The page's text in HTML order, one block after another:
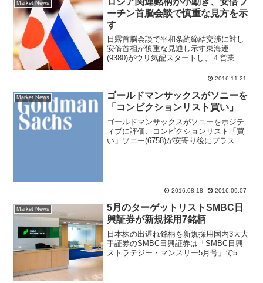
Market News
ーチン首脳会談で慎重な見方を示
す
日露首脳会談で平和条約締結交渉に対し
安倍首相が慎重な見通し示す東海運
(9380)がウリ気配スタートし、４営業日
巡後は前週末終値556円近辺で小動き。前
―を訪れている安倍...
2016.11.21
Market News
ゴールドマンサックスがソニーを
「コンビクションリスト買い」
ゴールドマンサックスがソニーをポジテ
ィブに評価、コンビクションリスト「買
い」ソニー(6758)が安寄り後にプラス転
2016.08.18 2016.09.07
Market News
5月のターゲットリストSMBC日
興証券が新規採用7銘柄
日本株の出遅れ銘柄を新規採用国内3大大
手証券のSMBC日興証券は「SMBC日興
ストラテジー・マンスリー5月号」で5月